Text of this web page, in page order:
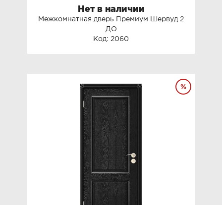
Нет в наличии
Межкомнатная дверь Премиум Шервуд 2
ДО
Код: 2060